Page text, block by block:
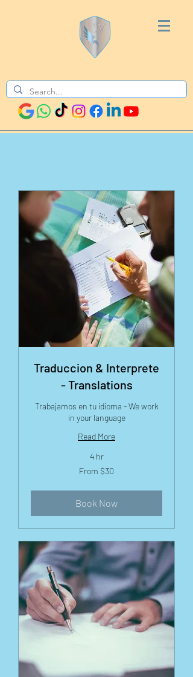
Traduccion & Interprete
- Translations
Trabajamos en tu idioma - We work
in your language
Read More
4 hr
From $30
Book Now